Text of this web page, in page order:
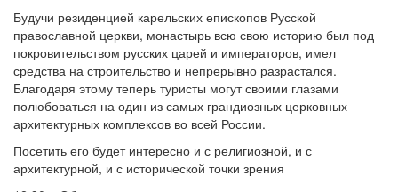
Будучи резиденцией карельских епископов Русской
православной церкви, монастырь всю свою историю был под
покровительством русских царей и императоров, имел
средства на строительство и непрерывно разрастался.
Благодаря этому теперь туристы могут своими глазами
полюбоваться на один из самых грандиозных церковных
архитектурных комплексов во всей России.
Посетить его будет интересно и с религиозной, и с
архитектурной, и с исторической точки зрения